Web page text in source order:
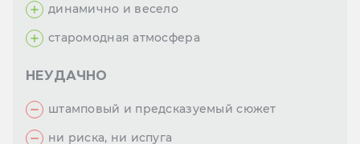
динамично и весело
старомодная атмосфера
НЕУДАЧНО
штамповый и предсказуемый сюжет
ни риска, ни испуга